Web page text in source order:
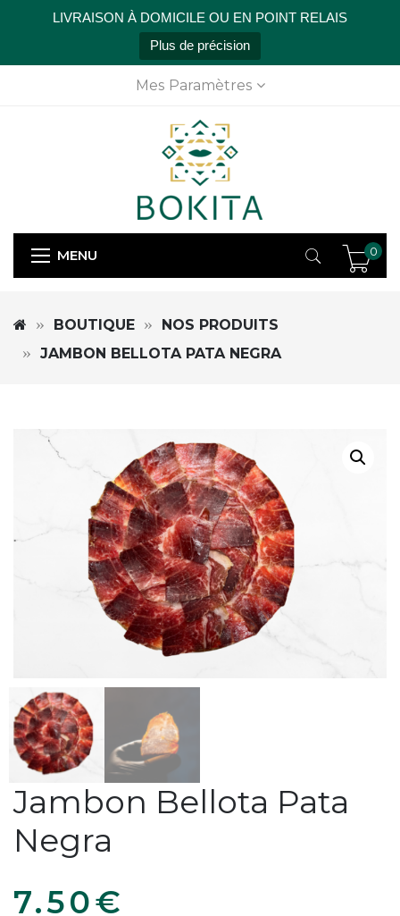
LIVRAISON À DOMICILE OU EN POINT RELAIS
Plus de précision
Mes Paramètres
MENU 0
BOUTIQUE
NOS PRODUITS
JAMBON BELLOTA PATA NEGRA
Jambon Bellota Pata
Negra
7.50€